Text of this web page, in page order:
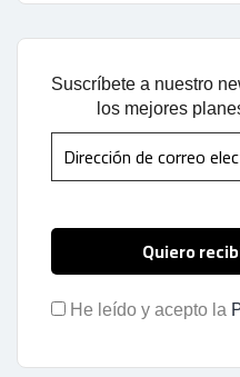
Suscríbete a nuestro
los mejores
He leído y acepto la